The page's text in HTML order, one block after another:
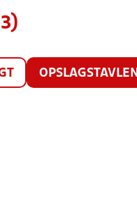
OPSLAGSTAVLEN